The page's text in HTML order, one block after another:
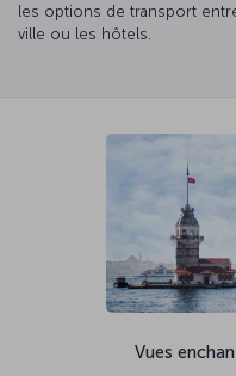
les options de transport
ville ou les hôtels.
Vues